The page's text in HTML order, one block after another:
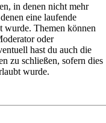
in denen nicht mehr
eine laufende
wurde. Themen können
oder
hast du auch die
zu schließen, sofern dies
wurde.